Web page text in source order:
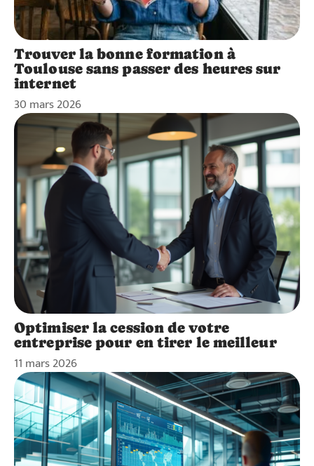
Trouver la bonne formation à
Toulouse sans passer des heures sur
internet
30 mars 2026
Optimiser la cession de votre
entreprise pour en tirer le meilleur
11 mars 2026